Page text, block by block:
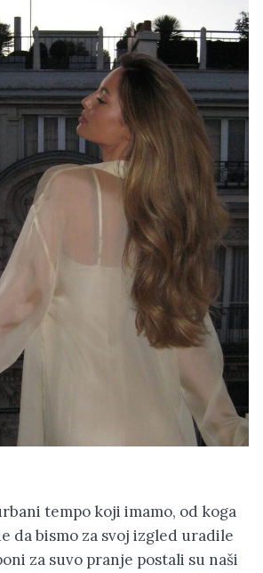
tempo koji imamo, od koga
da bismo za svoj izgled uradile
za suvo pranje postali su naši